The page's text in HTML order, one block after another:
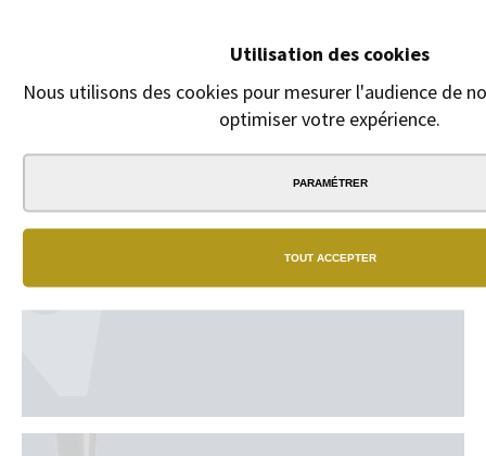
Utilisation des cookies
Nous utilisons des cookies pour mesurer l'audience de
optimiser votre expérience.
PARAMÉTRER
TOUT ACCEPTER
sauf Intuition.